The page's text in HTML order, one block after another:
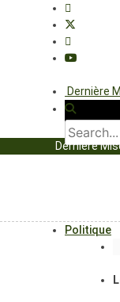
Dernière
Dernière
Politique